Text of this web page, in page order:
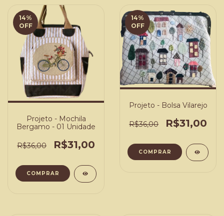
14%
OFF
Projeto - Mochila
Bergamo - 01 Unidade
R$36,00 R$31,00
COMPRAR
14%
OFF
Projeto - Bolsa Vilarejo
R$36,00 R$31,00
COMPRAR